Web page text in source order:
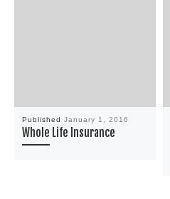
PublishedJanuary 1, 2016
Whole Life Insurance